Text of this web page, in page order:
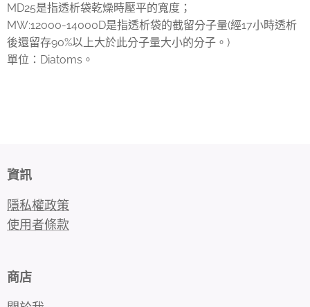
MD25是指透析袋乾燥時壓平的寬度；
MW:12000-14000D是指透析袋的截留分子量(經17小時透析
後還留存90%以上大於此分子量大小的分子。)
單位：Diatoms。
資訊
隱私權政策
使用者條款
商店